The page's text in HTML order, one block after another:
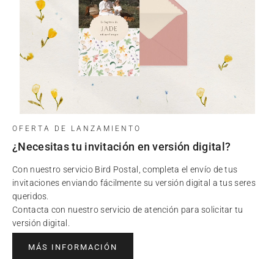
OFERTA DE LANZAMIENTO
¿Necesitas tu invitación en versión digital?
Con nuestro servicio Bird Postal, completa el envío de tus
invitaciones enviando fácilmente su versión digital a tus seres
queridos.
Contacta con nuestro servicio de atención para solicitar tu
versión digital.
MÁS INFORMACIÓN